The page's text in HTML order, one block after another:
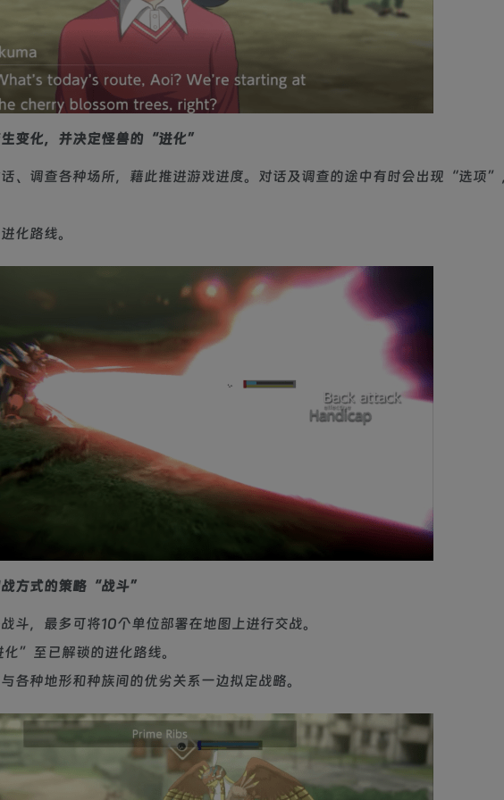
变化，并决定怪兽的“进化”
、调查各种场所，藉此推进游戏进度。对话及调查的途中有时会出现“选项”
化路线。
方式的策略“战斗”
斗，最多可将10个单位部署在地图上进行交战。
”至已解锁的进化路线。
各种地形和种族间的优劣关系一边拟定战略。